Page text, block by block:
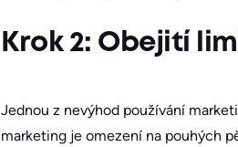
Krok 2: Obejití
Jednou z nevýhod používání
marketing je omezení na pouhých